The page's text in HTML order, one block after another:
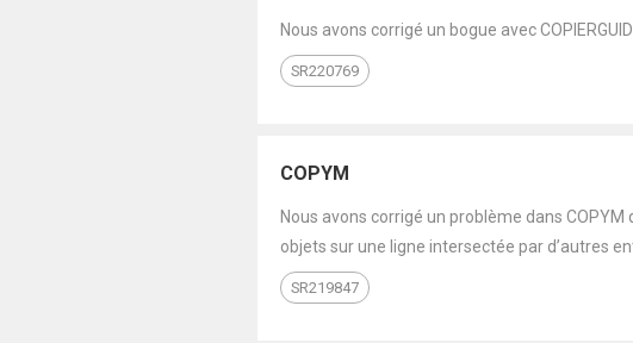
Nous avons corrigé un bogue avec
SR220769
COPYM
Nous avons corrigé un problème dans
objets sur une ligne intersectée par d’autres
SR219847